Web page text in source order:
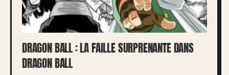
DRAGON BALL : LA FAILLE SURPRENANTE DANS
DRAGON BALL